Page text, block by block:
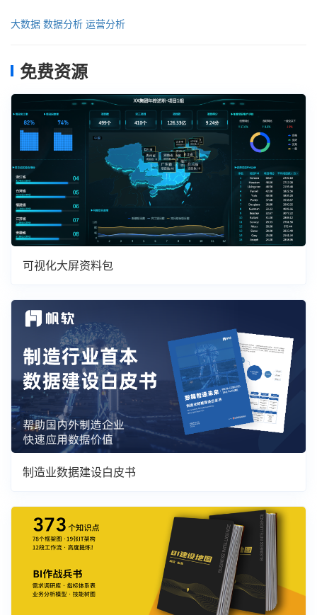
大数据 数据分析 运营分析
免费资源
可视化大屏资料包
制造业数据建设白皮书